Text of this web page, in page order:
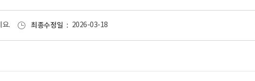
요. 최종수정일 2026-03-18